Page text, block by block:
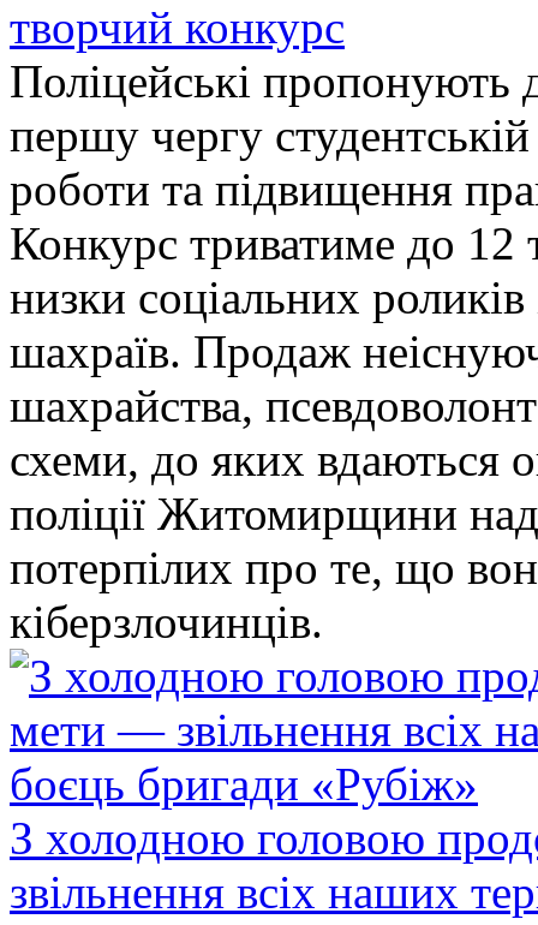
творчий конкурс
Поліцейські пропонують
першу чергу
роботи та підвищення
Конкурс триватиме до 12
низки соціальних
шахраїв. Продаж
шахрайства,
схеми, до яких
поліції Житомирщини
потерпілих про те, що
кіберзлочинців.
З холодною головою
звільнення всіх наших